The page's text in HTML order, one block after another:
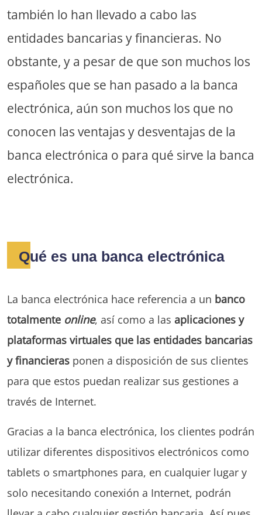
también lo han llevado a cabo las
entidades bancarias y financieras. No
obstante, y a pesar de que son muchos los
españoles que se han pasado a la banca
electrónica, aún son muchos los que no
conocen las ventajas y desventajas de la
banca electrónica o para qué sirve la banca
electrónica.
Qué es una banca electrónica
La banca electrónica hace referencia a un banco
totalmente online, así como a las aplicaciones y
plataformas virtuales que las entidades bancarias
y financieras ponen a disposición de sus clientes
para que estos puedan realizar sus gestiones a
través de Internet.
Gracias a la banca electrónica, los clientes podrán
utilizar diferentes dispositivos electrónicos como
tablets o smartphones para, en cualquier lugar y
solo necesitando conexión a Internet, podrán